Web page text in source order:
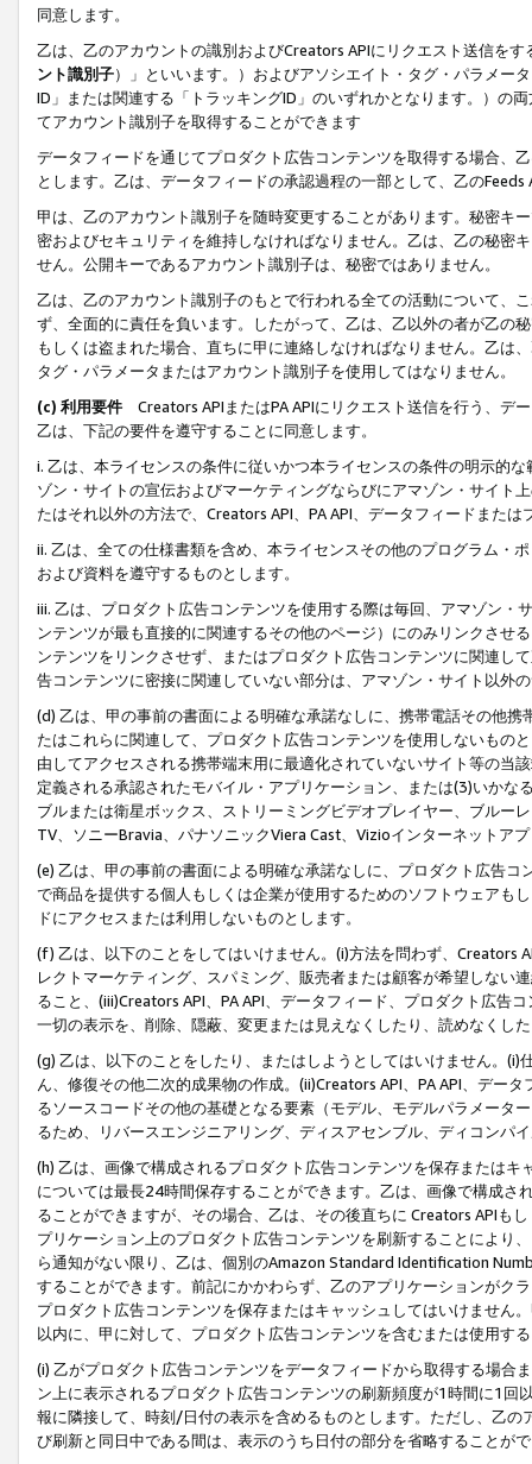
同意します。
乙は、乙のアカウントの識別およびCreators APIにリクエスト送信を
ント識別子）」といいます。）およびアソシエイト・タグ・パラメー
ID」または関連する「トラッキングID」のいずれかとなります。）の
てアカウント識別子を取得することができます
データフィードを通じてプロダクト広告コンテンツを取得する場合、
とします。乙は、データフィードの承認過程の一部として、乙の
甲は、乙のアカウント識別子を随時変更することがあります。秘密キ
密およびセキュリティを維持しなければなりません。乙は、乙の秘密
せん。公開キーであるアカウント識別子は、秘密ではありません。
乙は、乙のアカウント識別子のもとで行われる全ての活動について、
ず、全面的に責任を負います。したがって、乙は、乙以外の者が乙の
もしくは盗まれた場合、直ちに甲に連絡しなければなりません。乙は
タグ・パラメータまたはアカウント識別子を使用してはなりません。
(c) 利用要件 Creators APIまたはPA APIにリクエスト送信を行う、デ
乙は、下記の要件を遵守することに同意します。
i. 乙は、本ライセンスの条件に従いかつ本ライセンスの条件の明示的
ゾン・サイトの宣伝およびマーケティングならびにアマゾン・サイト
たはそれ以外の方法で、Creators API、PA API、データフィードまた
ii. 乙は、全ての仕様書類を含め、本ライセンスその他のプログラム・
および資料を遵守するものとします。
iii. 乙は、プロダクト広告コンテンツを使用する際は毎回、アマゾン
ンテンツが最も直接的に関連するその他のページ）にのみリンクさせ
ンテンツをリンクさせず、またはプロダクト広告コンテンツに関連し
告コンテンツに密接に関連していない部分は、アマゾン・サイト以外
(d) 乙は、甲の事前の書面による明確な承諾なしに、携帯電話その他
たはこれらに関連して、プロダクト広告コンテンツを使用しないもの
由してアクセスされる携帯端末用に最適化されていないサイト等の当
定義される承認されたモバイル・アプリケーション、または(3)いか
ブルまたは衛星ボックス、ストリーミングビデオプレイヤー、ブルー
TV、ソニーBravia、パナソニックViera Cast、Vizioインターネットア
(e) 乙は、甲の事前の書面による明確な承諾なしに、プロダクト広告
で商品を提供する個人もしくは企業が使用するためのソフトウェアも
ドにアクセスまたは利用しないものとします。
(f) 乙は、以下のことをしてはいけません。(i)方法を問わず、Creators
レクトマーケティング、スパミング、販売者または顧客が希望しない
ること、(iii)Creators API、PA API、データフィード、プロダクト広告
一切の表示を、削除、隠蔽、変更または見えなくしたり、読めなくし
(g) 乙は、以下のことをしたり、またはしようとしてはいけません。
ん、修復その他二次的成果物の作成。(ii)Creators API、PA API、デー
るソースコードその他の基礎となる要素（モデル、モデルパラメータ
るため、リバースエンジニアリング、ディスアセンブル、ディコンパ
(h) 乙は、画像で構成されるプロダクト広告コンテンツを保存または
については最長24時間保存することができます。乙は、画像で構成
ることができますが、その場合、乙は、その後直ちに Creators APIも
プリケーション上のプロダクト広告コンテンツを刷新することにより
ら通知がない限り、乙は、個別のAmazon Standard Identification
することができます。前記にかかわらず、乙のアプリケーションがク
プロダクト広告コンテンツを保存またはキャッシュしてはいけません
以内に、甲に対して、プロダクト広告コンテンツを含むまたは使用す
(i) 乙がプロダクト広告コンテンツをデータフィードから取得する場合
ン上に表示されるプロダクト広告コンテンツの刷新頻度が1時間に1
報に隣接して、時刻/日付の表示を含めるものとします。ただし、乙
び刷新と同日中である間は、表示のうち日付の部分を省略することが